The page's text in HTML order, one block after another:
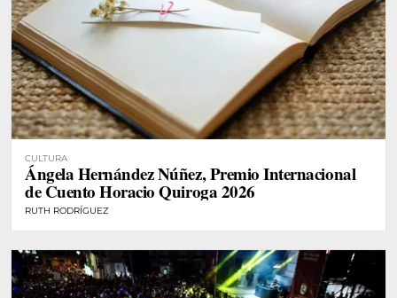
CULTURA
Ángela Hernández Núñez, Premio Internacional
de Cuento Horacio Quiroga 2026
RUTH RODRÍGUEZ